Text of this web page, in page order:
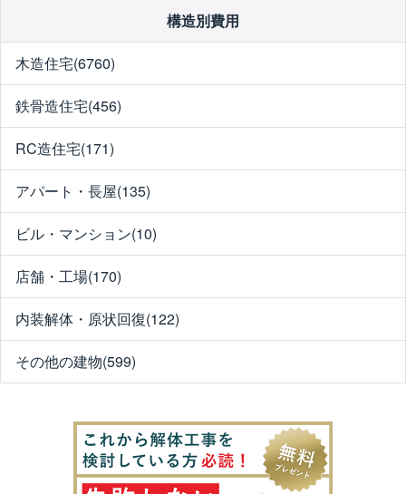
構造別費用
木造住宅(6760)
鉄骨造住宅(456)
RC造住宅(171)
アパート・長屋(135)
ビル・マンション(10)
店舗・工場(170)
内装解体・原状回復(122)
その他の建物(599)